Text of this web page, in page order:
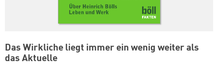
Das Wirkliche liegt immer ein wenig weiter als
das Aktuelle